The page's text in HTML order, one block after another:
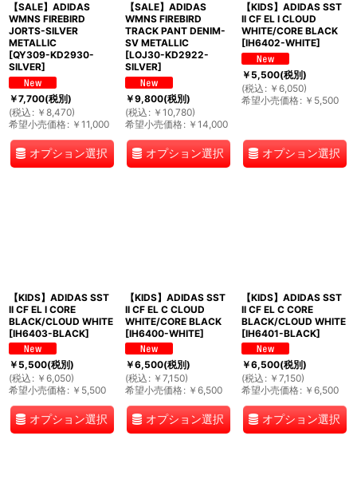
【SALE】ADIDAS
WMNS FIREBIRD
JORTS-SILVER
METALLIC
[QY309-KD2930-
SILVER]
￥7,700(税別)
(税込 : ￥ 8,470)
希望小売価格: ￥ 11,000
オプション選択
【SALE】ADIDAS
WMNS FIREBIRD
TRACK PANT DENIM-
SV METALLIC
[LOJ30-KD2922-
SILVER]
￥9,800(税別)
(税込 : ￥ 10,780)
希望小売価格: ￥ 14,000
オプション選択
【KIDS】ADIDAS SST
II CF EL I CLOUD
WHITE/CORE BLACK
[IH6402-WHITE]
￥5,500(税別)
(税込 : ￥ 6,050)
希望小売価格: ￥ 5,500
オプション選択
【KIDS】ADIDAS SST
II CF EL I CORE
BLACK/CLOUD WHITE
[IH6403-BLACK]
￥5,500(税別)
(税込 : ￥ 6,050)
希望小売価格: ￥ 5,500
オプション選択
【KIDS】ADIDAS SST
II CF EL C CLOUD
WHITE/CORE BLACK
[IH6400-WHITE]
￥6,500(税別)
(税込 : ￥ 7,150)
希望小売価格: ￥ 6,500
オプション選択
【KIDS】ADIDAS SST
II CF EL C CORE
BLACK/CLOUD WHITE
[IH6401-BLACK]
￥6,500(税別)
(税込 : ￥ 7,150)
希望小売価格: ￥ 6,500
オプション選択